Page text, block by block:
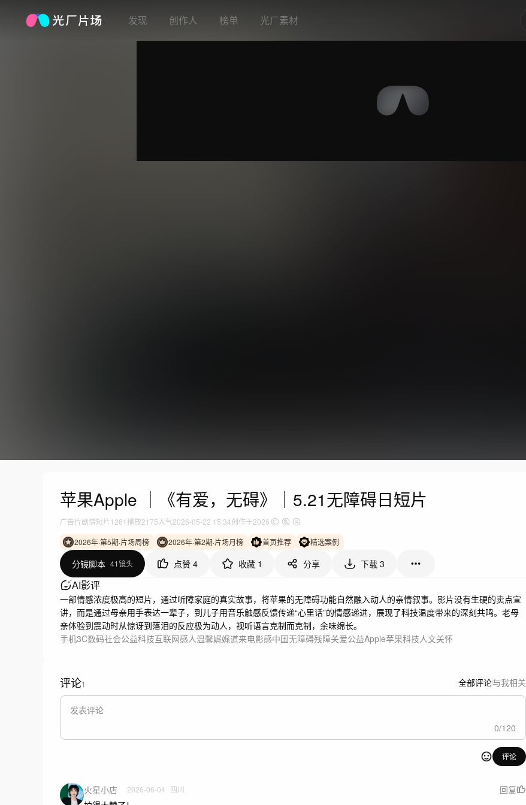
发现 创作人 榜单 光厂素材
苹果Apple ｜《有爱，无碍》｜5.21无障碍日短片
广告片剧情短片1261 播放2175人气2026-05-22 15:34创作于2026
2026年·第5期·片场周榜
2026年·第2期·片场月榜 首页推荐 精选案例
分镜脚本 41镜头 点赞 4 收藏 1 分享 下载 3
AI影评
一部情感浓度极高的短片，通过听障家庭的真实故事，将苹果的无障碍功能自然融入动人的亲情叙事。影片没有生硬的卖点宣
讲，而是通过母亲用手表达一辈子，到儿子用音乐触感反馈传递“心里话”的情感递进，展现了科技温度带来的深刻共鸣。老母
亲体验到震动时从惊讶到落泪的反应极为动人，视听语言克制而克制，余味绵长。
手机3C数码社会公益科技互联网感人温馨娓娓道来电影感中国无障碍残障关爱公益Apple苹果科技人文关怀
评论1 全部评论与我相关
0/120
评论
火星小店 2026-06-04 四川
回复